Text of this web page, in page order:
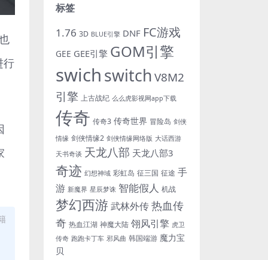
行
标签
1.76 3D BLUE引擎 DNF FC游戏
GEE GEE引擎 GOM引擎
swichswitchV8M2
引擎 上古战纪 么么虎影视网app下载
传奇 传奇3 传奇世界 冒险岛 剑侠
情缘 剑侠情缘2 剑侠情缘网络版 大话西游
天书奇谈 天龙八部 天龙八部3
奇迹 幻想神域 彩虹岛 征三国 征途 手
游 新魔界 星辰梦诛 智能假人 机战
梦幻西游 武林外传热血传
奇 热血江湖 神魔大陆 翎风引擎 虎卫
传奇 跑跑卡丁车 邪风曲 韩国端游 魔力宝
贝